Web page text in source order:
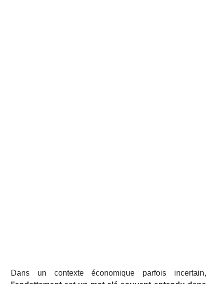
Dans un contexte économique parfois incertain,